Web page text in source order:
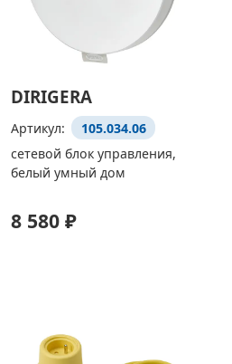
DIRIGERA
Артикул:
105.034.06
сетевой блок управления,
белый умный дом
8 580 ₽